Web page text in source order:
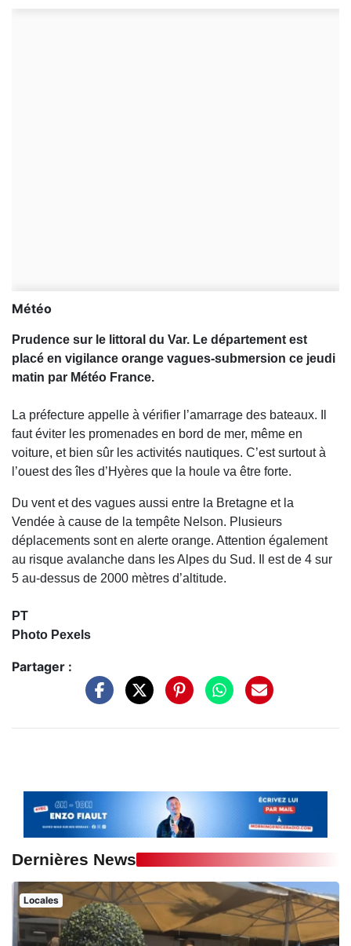
Météo
Prudence sur le littoral du Var. Le département est
placé en vigilance orange vagues-submersion ce jeudi
matin par Météo France.
La préfecture appelle à vérifier l’amarrage des bateaux. Il
faut éviter les promenades en bord de mer, même en
voiture, et bien sûr les activités nautiques. C’est surtout à
l’ouest des îles d’Hyères que la houle va être forte.
Du vent et des vagues aussi entre la Bretagne et la
Vendée à cause de la tempête Nelson. Plusieurs
déplacements sont en alerte orange. Attention également
au risque avalanche dans les Alpes du Sud. Il est de 4 sur
5 au-dessus de 2000 mètres d’altitude.
PT
Photo Pexels
Partager :
Dernières News
Locales